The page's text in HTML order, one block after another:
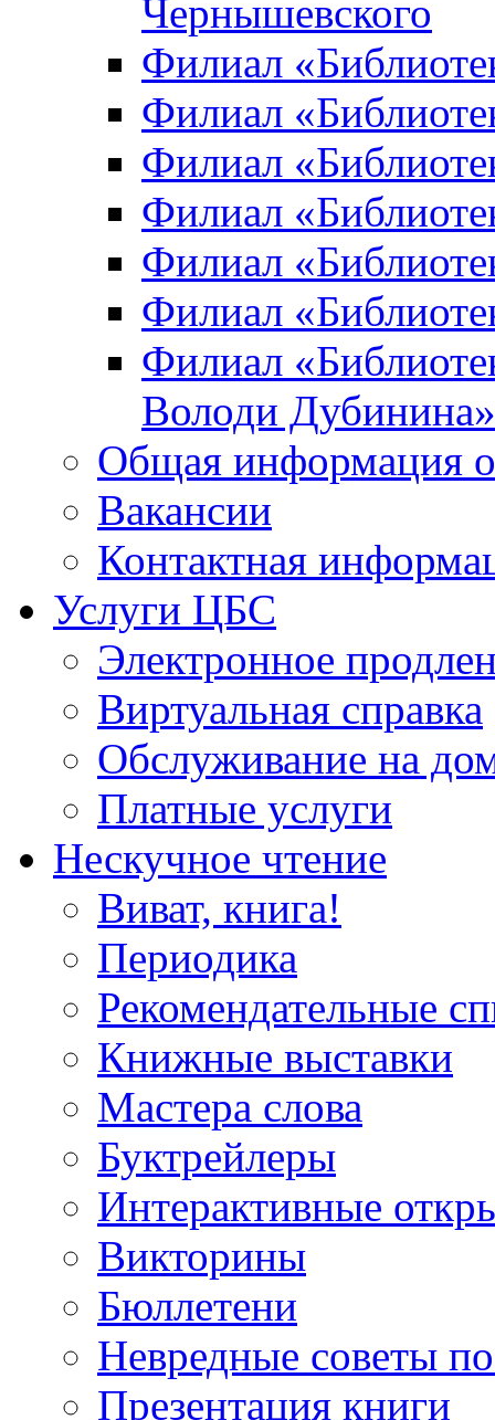
Чернышевского
Филиал
Филиал
Филиал
Филиал
Филиал
Филиал
Филиал
Володи Дубинина»
Общая информация
Вакансии
Контактная
Услуги ЦБС
Электронное
Виртуальная справка
Обслуживание на
Платные услуги
Нескучное чтение
Виват, книга!
Периодика
Рекомендательные
Книжные выставки
Мастера слова
Буктрейлеры
Интерактивные
Викторины
Бюллетени
Невредные советы
Презентация книги